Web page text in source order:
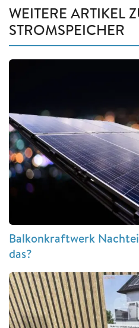
WEITERE ARTIKEL
STROMSPEICHER
Balkonkraftwerk
das?